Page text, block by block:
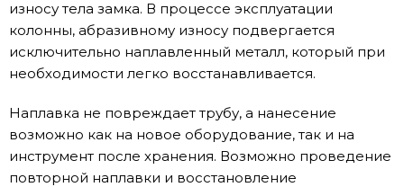
износу тела замка. В процессе эксплуатации
колонны, абразивному износу подвергается
исключительно наплавленный металл, который при
необходимости легко восстанавливается.
Наплавка не повреждает трубу, а нанесение
возможно как на новое оборудование, так и на
инструмент после хранения. Возможно проведение
повторной наплавки и восстановление